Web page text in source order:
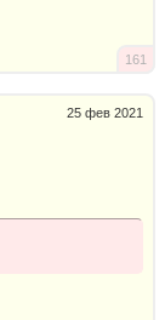
161
25 фев 2021